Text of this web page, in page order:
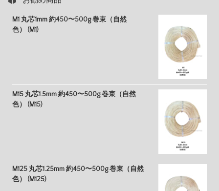
M1 丸芯1mm 約450〜500g 巻束（自然
色） (M1)
M15 丸芯1.5mm 約450〜500g 巻束（自然
色） (M15)
M125 丸芯1.25mm 約450〜500g 巻束（自然
色） (M125)